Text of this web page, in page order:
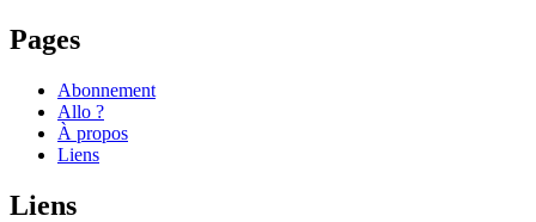
Pages
Abonnement
Allo ?
À propos
Liens
Liens